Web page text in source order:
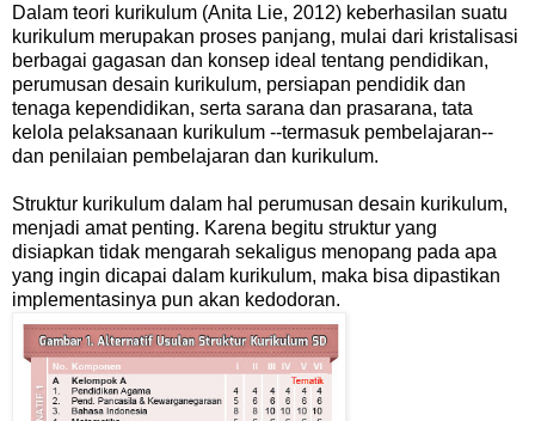
Dalam teori kurikulum (Anita Lie, 2012) keberhasilan suatu
kurikulum merupakan proses panjang, mulai dari kristalisasi
berbagai gagasan dan konsep ideal tentang pendidikan,
perumusan desain kurikulum, persiapan pendidik dan
tenaga kependidikan, serta sarana dan prasarana, tata
kelola pelaksanaan kurikulum --termasuk pembelajaran--
dan penilaian pembelajaran dan kurikulum.
Struktur kurikulum dalam hal perumusan desain kurikulum,
menjadi amat penting. Karena begitu struktur yang
disiapkan tidak mengarah sekaligus menopang pada apa
yang ingin dicapai dalam kurikulum, maka bisa dipastikan
implementasinya pun akan kedodoran.